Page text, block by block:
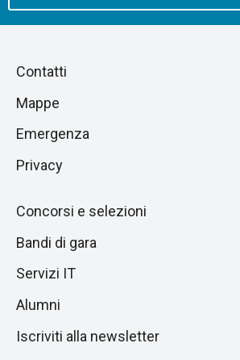
Salta
sezione
Piè
di
pagina
Contatti
Mappe
Emergenza
Privacy
Concorsi e selezioni
Bandi di gara
Servizi IT
Alumni
Iscriviti alla newsletter